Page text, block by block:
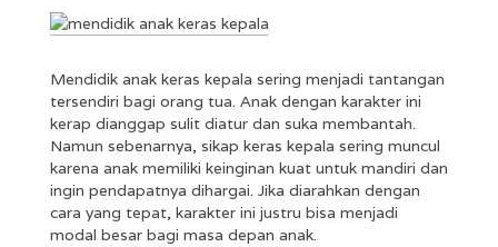
Mendidik anak keras kepala sering menjadi tantangan
tersendiri bagi orang tua. Anak dengan karakter ini
kerap dianggap sulit diatur dan suka membantah.
Namun sebenarnya, sikap keras kepala sering muncul
karena anak memiliki keinginan kuat untuk mandiri dan
ingin pendapatnya dihargai. Jika diarahkan dengan
cara yang tepat, karakter ini justru bisa menjadi
modal besar bagi masa depan anak.